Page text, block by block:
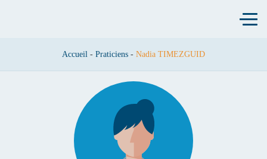
NADIA TIMEZGUID
Accueil - Praticiens- Nadia TIMEZGUID